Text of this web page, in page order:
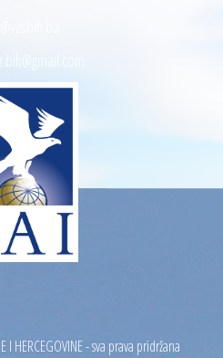
I HERCEGOVINE - sva prava pridržana